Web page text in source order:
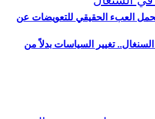
العبء الحقيقي للتعويضات عن
تغيير السياسات بدلاً من